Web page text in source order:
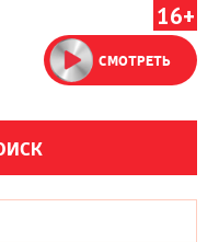
16+
СМОТРЕТЬ